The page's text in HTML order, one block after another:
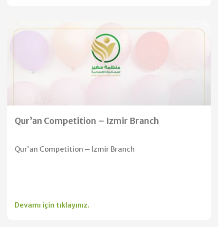
Qur’an Competition – Izmir Branch
Qur’an Competition – Izmir Branch
Devamı için tıklayınız.